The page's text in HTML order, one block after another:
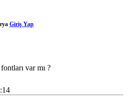
Giriş Yap
var mı ?